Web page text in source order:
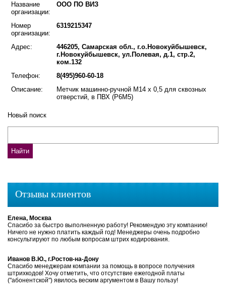
Название
организации:
ООО ПО ВИЗ
Номер
организации:
6319215347
Адрес:
446205, Самарская обл., г.о.Новокуйбышевск,
г.Новокуйбышевск, ул.Полевая, д.1, стр.2,
ком.132
Телефон:
8(495)960-60-18
Описание:
Метчик машинно-ручной М14 х 0,5 для сквозных
отверстий, в ПВХ (Р6М5)
Новый поиск
Отзывы клиентов
Елена, Москва
Спасибо за быстро выполненную работу! Рекомендую эту компанию!
Ничего не нужно платить каждый год! Менеджеры очень подробно
консультируют по любым вопросам штрих кодирования.
Иванов В.Ю., г.Ростов-на-Дону
Спасибо менеджерам компании за помощь в вопросе получения
штрихкодов! Хочу отметить, что отсутствие ежегодной платы
("абонентской") явилось веским аргументом в Вашу пользу!